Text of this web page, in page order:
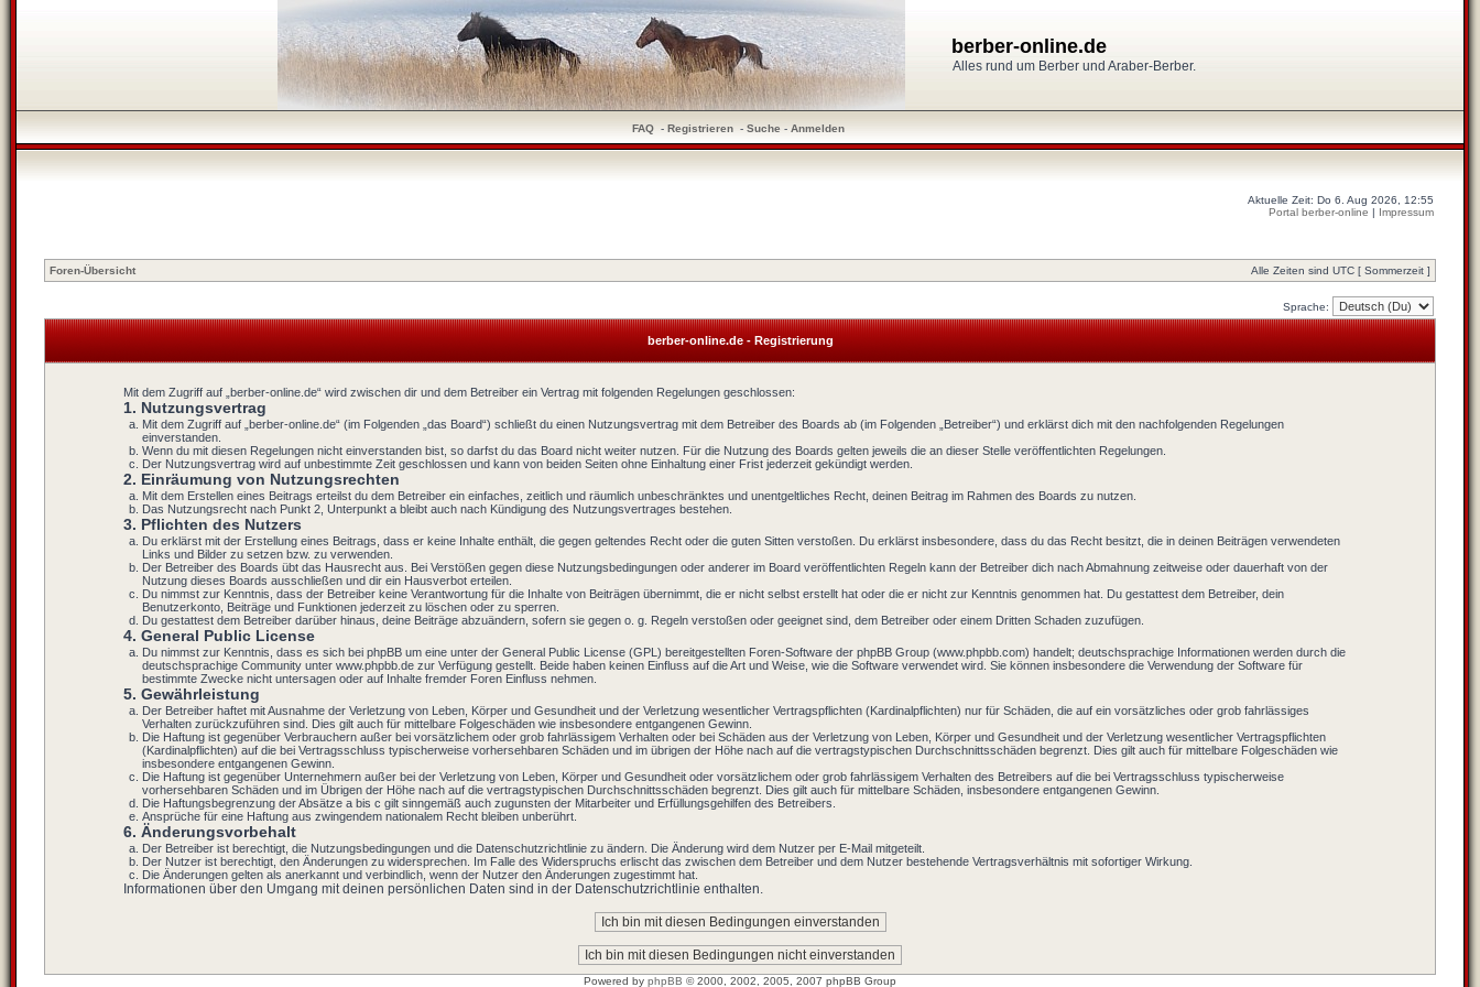
berber-online.de
Alles rund um Berber und Araber-Berber.
FAQ - Registrieren - Suche - Anmelden
Aktuelle Zeit: Do 6. Aug 2026, 12:55
Portal berber-online | Impressum
Foren-Übersicht Alle Zeiten sind UTC [ Sommerzeit ]
Sprache:
berber-online.de - Registrierung
Mit dem Zugriff auf „berber-online.de“ wird zwischen dir und dem Betreiber ein Vertrag mit folgenden Regelungen geschlossen:
1. Nutzungsvertrag
Mit dem Zugriff auf „berber-online.de“ (im Folgenden „das Board“) schließt du einen Nutzungsvertrag mit dem Betreiber des Boards ab (im Folgenden „Betreiber“) und erklärst dich mit den nachfolgenden Regelungen
einverstanden.
Wenn du mit diesen Regelungen nicht einverstanden bist, so darfst du das Board nicht weiter nutzen. Für die Nutzung des Boards gelten jeweils die an dieser Stelle veröffentlichten Regelungen.
Der Nutzungsvertrag wird auf unbestimmte Zeit geschlossen und kann von beiden Seiten ohne Einhaltung einer Frist jederzeit gekündigt werden.
2. Einräumung von Nutzungsrechten
Mit dem Erstellen eines Beitrags erteilst du dem Betreiber ein einfaches, zeitlich und räumlich unbeschränktes und unentgeltliches Recht, deinen Beitrag im Rahmen des Boards zu nutzen.
Das Nutzungsrecht nach Punkt 2, Unterpunkt a bleibt auch nach Kündigung des Nutzungsvertrages bestehen.
3. Pflichten des Nutzers
Du erklärst mit der Erstellung eines Beitrags, dass er keine Inhalte enthält, die gegen geltendes Recht oder die guten Sitten verstoßen. Du erklärst insbesondere, dass du das Recht besitzt, die in deinen Beiträgen verwendeten
Links und Bilder zu setzen bzw. zu verwenden.
Der Betreiber des Boards übt das Hausrecht aus. Bei Verstößen gegen diese Nutzungsbedingungen oder anderer im Board veröffentlichten Regeln kann der Betreiber dich nach Abmahnung zeitweise oder dauerhaft von der
Nutzung dieses Boards ausschließen und dir ein Hausverbot erteilen.
Du nimmst zur Kenntnis, dass der Betreiber keine Verantwortung für die Inhalte von Beiträgen übernimmt, die er nicht selbst erstellt hat oder die er nicht zur Kenntnis genommen hat. Du gestattest dem Betreiber, dein
Benutzerkonto, Beiträge und Funktionen jederzeit zu löschen oder zu sperren.
Du gestattest dem Betreiber darüber hinaus, deine Beiträge abzuändern, sofern sie gegen o. g. Regeln verstoßen oder geeignet sind, dem Betreiber oder einem Dritten Schaden zuzufügen.
4. General Public License
Du nimmst zur Kenntnis, dass es sich bei phpBB um eine unter der General Public License (GPL) bereitgestellten Foren-Software der phpBB Group (www.phpbb.com) handelt; deutschsprachige Informationen werden durch die
deutschsprachige Community unter www.phpbb.de zur Verfügung gestellt. Beide haben keinen Einfluss auf die Art und Weise, wie die Software verwendet wird. Sie können insbesondere die Verwendung der Software für
bestimmte Zwecke nicht untersagen oder auf Inhalte fremder Foren Einfluss nehmen.
5. Gewährleistung
Der Betreiber haftet mit Ausnahme der Verletzung von Leben, Körper und Gesundheit und der Verletzung wesentlicher Vertragspflichten (Kardinalpflichten) nur für Schäden, die auf ein vorsätzliches oder grob fahrlässiges
Verhalten zurückzuführen sind. Dies gilt auch für mittelbare Folgeschäden wie insbesondere entgangenen Gewinn.
Die Haftung ist gegenüber Verbrauchern außer bei vorsätzlichem oder grob fahrlässigem Verhalten oder bei Schäden aus der Verletzung von Leben, Körper und Gesundheit und der Verletzung wesentlicher Vertragspflichten
(Kardinalpflichten) auf die bei Vertragsschluss typischerweise vorhersehbaren Schäden und im übrigen der Höhe nach auf die vertragstypischen Durchschnittsschäden begrenzt. Dies gilt auch für mittelbare Folgeschäden wie
insbesondere entgangenen Gewinn.
Die Haftung ist gegenüber Unternehmern außer bei der Verletzung von Leben, Körper und Gesundheit oder vorsätzlichem oder grob fahrlässigem Verhalten des Betreibers auf die bei Vertragsschluss typischerweise
vorhersehbaren Schäden und im Übrigen der Höhe nach auf die vertragstypischen Durchschnittsschäden begrenzt. Dies gilt auch für mittelbare Schäden, insbesondere entgangenen Gewinn.
Die Haftungsbegrenzung der Absätze a bis c gilt sinngemäß auch zugunsten der Mitarbeiter und Erfüllungsgehilfen des Betreibers.
Ansprüche für eine Haftung aus zwingendem nationalem Recht bleiben unberührt.
6. Änderungsvorbehalt
Der Betreiber ist berechtigt, die Nutzungsbedingungen und die Datenschutzrichtlinie zu ändern. Die Änderung wird dem Nutzer per E-Mail mitgeteilt.
Der Nutzer ist berechtigt, den Änderungen zu widersprechen. Im Falle des Widerspruchs erlischt das zwischen dem Betreiber und dem Nutzer bestehende Vertragsverhältnis mit sofortiger Wirkung.
Die Änderungen gelten als anerkannt und verbindlich, wenn der Nutzer den Änderungen zugestimmt hat.
Informationen über den Umgang mit deinen persönlichen Daten sind in der Datenschutzrichtlinie enthalten.
Powered by phpBB © 2000, 2002, 2005, 2007 phpBB Group